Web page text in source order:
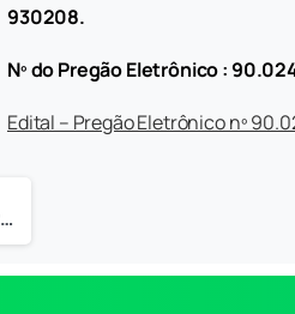
930208.
Nº do Pregão Eletrônico :
Edital – Pregão Eletrônico nº
ORDEM DO DIA – 21ª SESSÃO ORDINÁRIA